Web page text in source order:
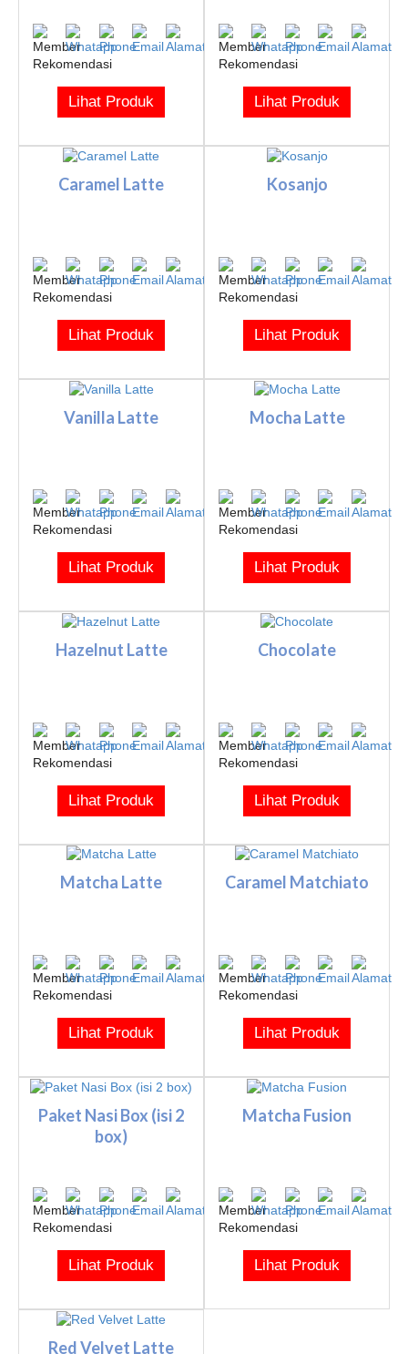
Lihat Produk Lihat Produk
Caramel Latte
Lihat Produk
Kosanjo
Lihat Produk
Vanilla Latte
Lihat Produk
Mocha Latte
Lihat Produk
Hazelnut Latte
Lihat Produk
Chocolate
Lihat Produk
Matcha Latte
Lihat Produk
Caramel Matchiato
Lihat Produk
Paket Nasi Box (isi 2
box)
Lihat Produk
Matcha Fusion
Lihat Produk
Red Velvet Latte